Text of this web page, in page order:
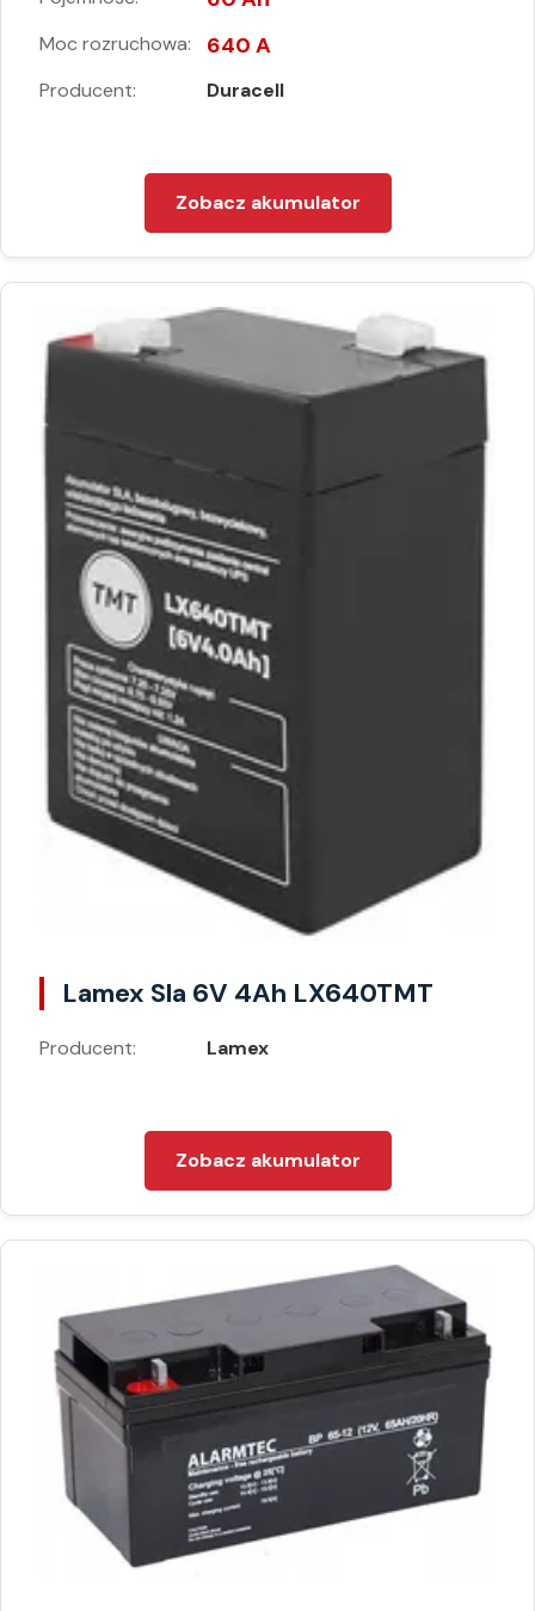
Moc rozruchowa: 640 A
Producent: Duracell
Zobacz akumulator
Lamex Sla 6V 4Ah LX640TMT
Producent: Lamex
Zobacz akumulator